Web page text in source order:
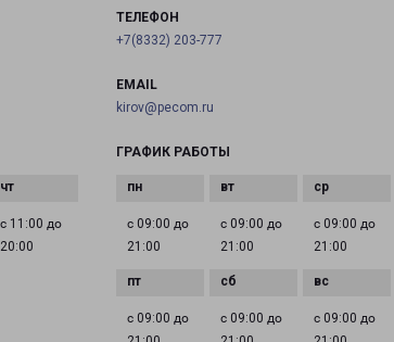
с 11:00 до
20:00
ТЕЛЕФОН
+7(8332) 203-777
EMAIL
kirov@pecom.ru
ГРАФИК РАБОТЫ
с 09:00 до
21:00
с 09:00 до
21:00
с 09:00 до
21:00
с 09:00 до
с 09:00 до
с 09:00 до